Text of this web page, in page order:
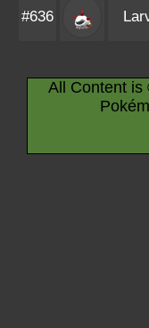
#636
All Content